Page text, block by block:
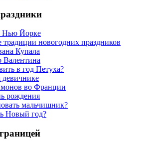
Нью Йорке
традиции новогодних праздников
Купала
Валентина
в год Петуха?
во Франции
рождения
мальчишник?
Новый год?